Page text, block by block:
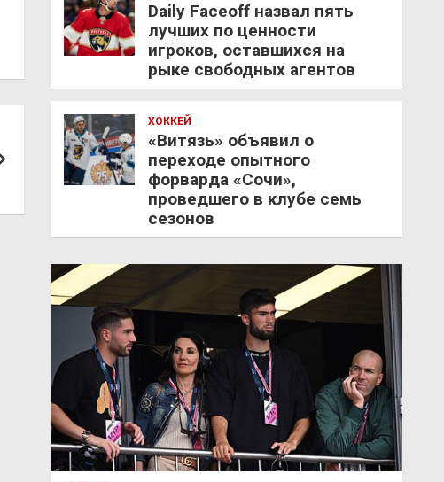
Daily Faceoff назвал пять
лучших по ценности
игроков, оставшихся на
рыке свободных агентов
ХОККЕЙ
«Витязь» объявил о
переходе опытного
форварда «Сочи»,
проведшего в клубе семь
сезонов